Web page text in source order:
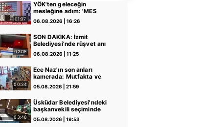
01:07
YÖK'ten geleceğin
mesleğine adım: 'MES
Operatörlüğü' programı
açıldı | Video
06.08.2026 | 16:26
02:05
SON DAKİKA: İzmit
Belediyesi’nde rüşvet anı
kamerada: "Şu araya
sıkıştırdım… Üstüne de
Video
06.08.2026 | 11:25
00:34
Ece Naz'ın son anları
kamerada: Mutfakta ve
tencerede dikkat çeken
saç telleri
05.08.2026 | 21:59
03:48
Üsküdar Belediyesi'ndeki
başkanvekili seçiminde
skandal! "G" harfini "6"
sayıp AK Parti'nin oyunu
05.08.2026 | 19:53